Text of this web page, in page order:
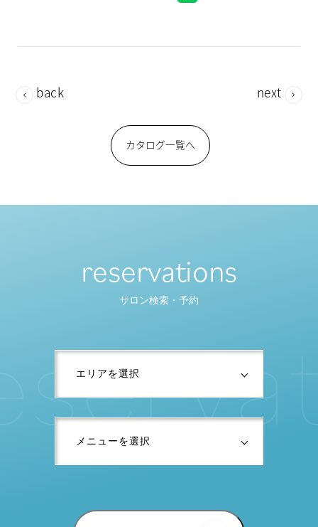
back
カタログ一覧へ
next
reservations
サロン検索・予約
serva